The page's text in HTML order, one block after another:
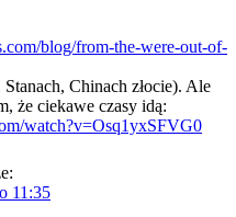
blog/from-the-were-out-of-
Chinach złocie). Ale
że ciekawe czasy idą:
watch?v=Osq1yxSFVG0
11:35